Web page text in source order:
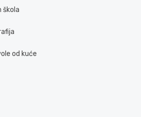
škola
od kuće